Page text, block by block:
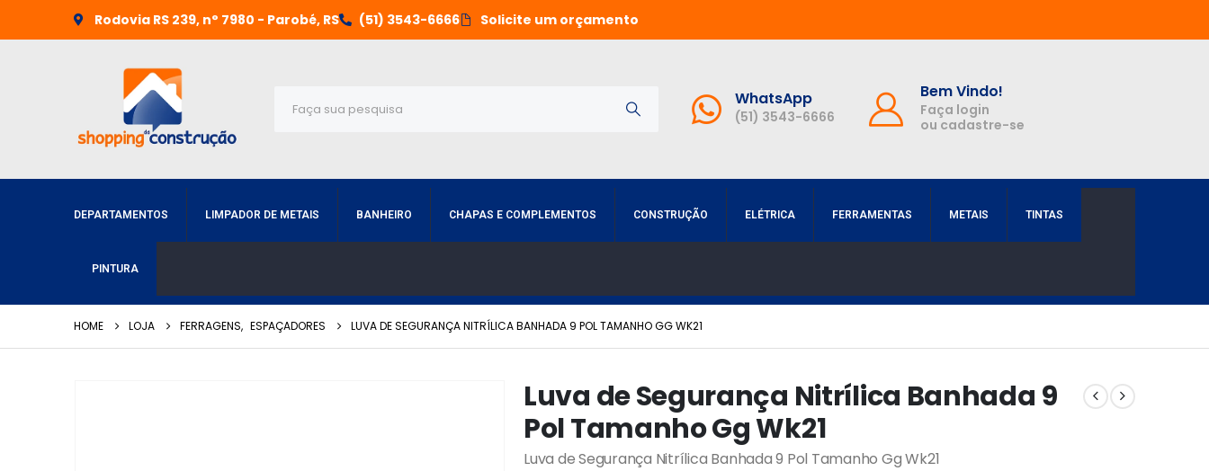
Rodovia RS 239, n° 7980 - Parobé, RS (51) 3543-6666 Solicite um orçamento
WhatsApp
(51) 3543-6666
Bem Vindo!
Faça login
ou cadastre-se
DEPARTAMENTOS LIMPADOR DE METAIS BANHEIRO CHAPAS E COMPLEMENTOS CONSTRUÇÃO ELÉTRICA FERRAMENTAS METAIS TINTAS
PINTURA
HOME LOJA FERRAGENS, ESPAÇADORES LUVA DE SEGURANÇA NITRÍLICA BANHADA 9 POL TAMANHO GG WK21
Luva de Segurança Nitrílica Banhada 9
Pol Tamanho Gg Wk21
Luva de Segurança Nitrílica Banhada 9 Pol Tamanho Gg Wk21